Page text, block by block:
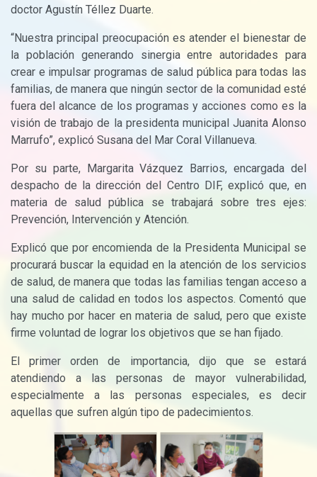
doctor Agustín Téllez Duarte.
“Nuestra principal preocupación es atender el bienestar de
la población generando sinergia entre autoridades para
crear e impulsar programas de salud pública para todas las
familias, de manera que ningún sector de la comunidad esté
fuera del alcance de los programas y acciones como es la
visión de trabajo de la presidenta municipal Juanita Alonso
Marrufo”, explicó Susana del Mar Coral Villanueva.
Por su parte, Margarita Vázquez Barrios, encargada del
despacho de la dirección del Centro DIF, explicó que, en
materia de salud pública se trabajará sobre tres ejes:
Prevención, Intervención y Atención.
Explicó que por encomienda de la Presidenta Municipal se
procurará buscar la equidad en la atención de los servicios
de salud, de manera que todas las familias tengan acceso a
una salud de calidad en todos los aspectos. Comentó que
hay mucho por hacer en materia de salud, pero que existe
firme voluntad de lograr los objetivos que se han fijado.
El primer orden de importancia, dijo que se estará
atendiendo a las personas de mayor vulnerabilidad,
especialmente a las personas especiales, es decir
aquellas que sufren algún tipo de padecimientos.